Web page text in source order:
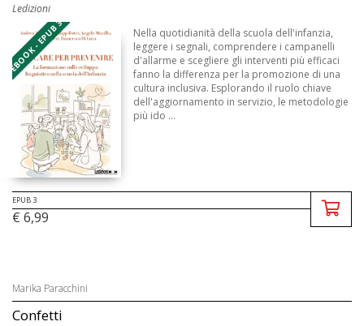
Ledizioni
EBOOK - EPUB 3
Nella quotidianità della scuola dell'infanzia,
leggere i segnali, comprendere i campanelli
d'allarme e scegliere gli interventi più efficaci
fanno la differenza per la promozione di una
cultura inclusiva. Esplorando il ruolo chiave
dell'aggiornamento in servizio, le metodologie
più ido ...
EPUB 3
€ 6,99
Marika Paracchini
Confetti